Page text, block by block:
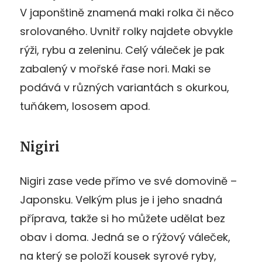
V japonštině znamená maki rolka či něco
srolovaného. Uvnitř rolky najdete obvykle
rýži, rybu a zeleninu. Celý váleček je pak
zabalený v mořské řase nori. Maki se
podává v různých variantách s okurkou,
tuňákem, lososem apod.
Nigiri
Nigiri zase vede přímo ve své domovině –
Japonsku. Velkým plus je i jeho snadná
příprava, takže si ho můžete udělat bez
obav i doma. Jedná se o rýžový váleček,
na který se položí kousek syrové ryby,